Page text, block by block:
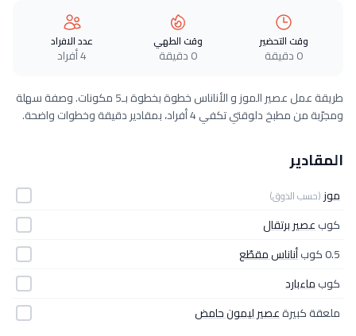
وقت التحضير
0 دقيقة
وقت الطهي
0 دقيقة
عدد الافراد
4 أفراد
طريقة عمل عصير الموز و الأناناس خطوة بخطوة بـ5 مكونات. وصفة سهلة
ومجرّبة من مطبخ دلوقتي تكفي 4 أفراد، بمقادير دقيقة وخطوات واضحة.
المقادير
موز (حسب الذوق)
كوبعصير برتقال
0.5 كوب
أناناس مقطّع
كوبماءبارد
ملعقة كبيرةعصير ليمون حامض